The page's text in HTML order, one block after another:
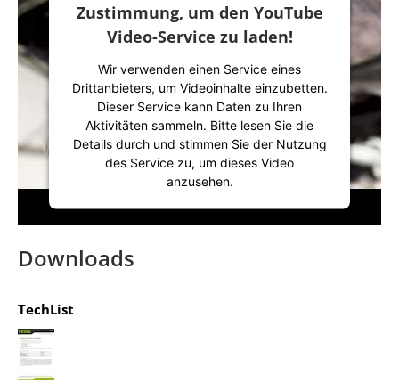
Zustimmung, um den YouTube
Video-Service zu laden!
Wir verwenden einen Service eines
Drittanbieters, um Videoinhalte einzubetten.
Dieser Service kann Daten zu Ihren
Aktivitäten sammeln. Bitte lesen Sie die
Details durch und stimmen Sie der Nutzung
des Service zu, um dieses Video
anzusehen.
Downloads
TechList